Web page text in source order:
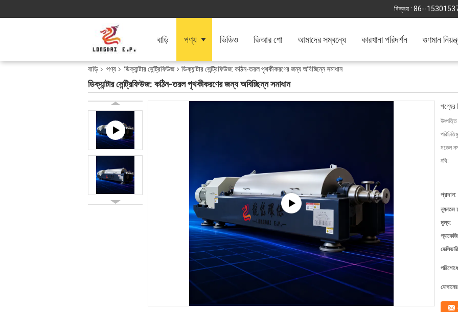
বিক্রয় : 86--
বাড়ি পণ্য ভিডিও ভিআর শো আমাদের সম্বন্ধে কারখানা পরিদর্শন গুণমান
বাড়ি পণ্য ডিক্যান্টার সেন্ট্রিফিউজ ডিক্যান্টার সেন্ট্রিফিউজ: কঠিন-তরল পৃথকীকরণের জন্য অবিচ্ছিন্ন সমাধান
ডিক্যান্টার সেন্ট্রিফিউজ: কঠিন-তরল পৃথকীকরণের জন্য অবিচ্ছিন্ন সমাধান
পণ্যের
মডেল
নথি:
প্রদান:
ন্যূনতম
মূল্য: